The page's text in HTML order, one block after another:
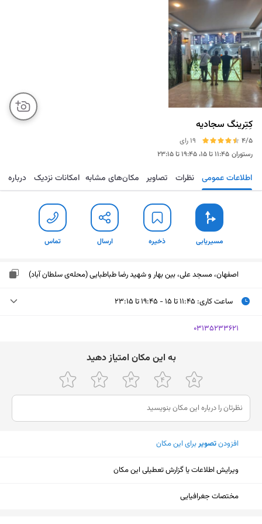
کِتِرینگ سجادیه
4/5
19 رای
رستوران ۱۱:۴۵ تا ۱۵، ۱۹:۴۵ تا ۲۳:۱۵
مسیریابی ذخیره ارسال تماس اطلاعات عمومی نظرات تصاویر مکان‌های مشابه امکانات نزدیک درباره
مسیریابی ذخیره ارسال تماس
اصفهان، مسجد علی، بین بهار و شهید رضا طباطبایی (محله‌ی سلطان آباد)
ساعت کاری: ۱۱:۴۵ تا ۱۵ - ۱۹:۴۵ تا ۲۳:۱۵
دوشنبه (امروز)
۱۱:۴۵ تا ۱۵ - ۱۹:۴۵ تا ۲۳:۱۵
پنجشنبه
۱۱:۴۵ تا ۱۵ - ۱۹:۴۵ تا ۲۳:۱۵
جمعه
۱۱:۴۵ تا ۱۵ - ۱۹:۴۵ تا ۲۳:۱۵
شنبه
یکشنبه
‎03135233621
ﺑﻪ اﯾﻦ ﻣﮑﺎن اﻣﺘﯿﺎز دﻫﯿﺪ
افزودنتصویربرای این مکان
ویرایش اطلاعات یا گزارش تعطیلی این مکان
مختصات جغرافیایی